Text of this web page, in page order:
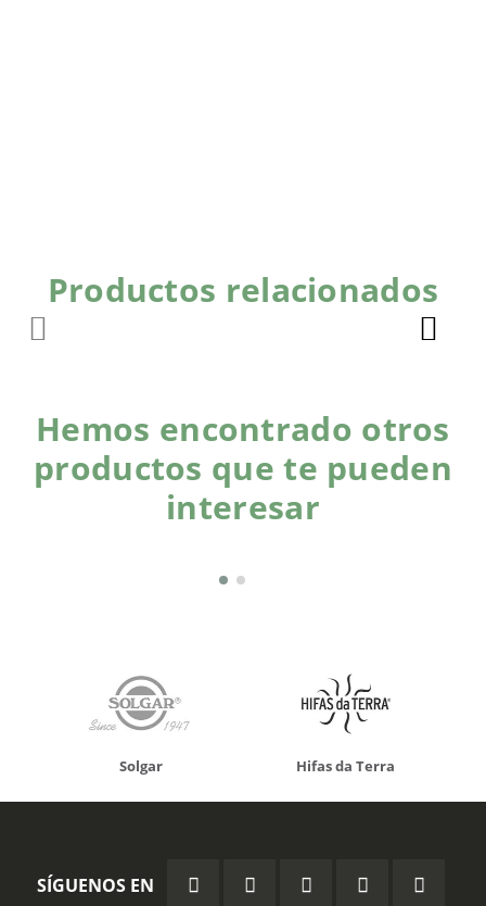
Productos relacionados
Hemos encontrado otros
productos que te pueden
interesar
Solgar Hifas da Terra
SÍGUENOS EN